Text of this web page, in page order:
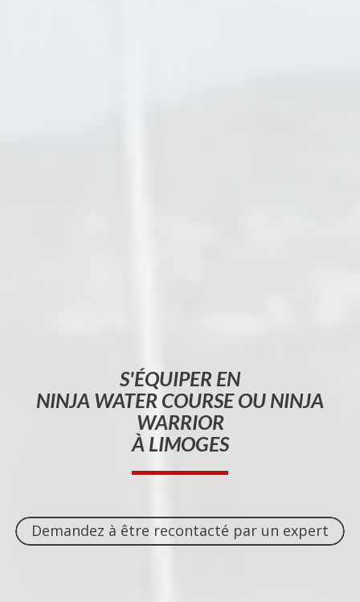
S'ÉQUIPER EN
NINJA WATER COURSE OU NINJA
WARRIOR
À LIMOGES
Demandez à être recontacté par un expert